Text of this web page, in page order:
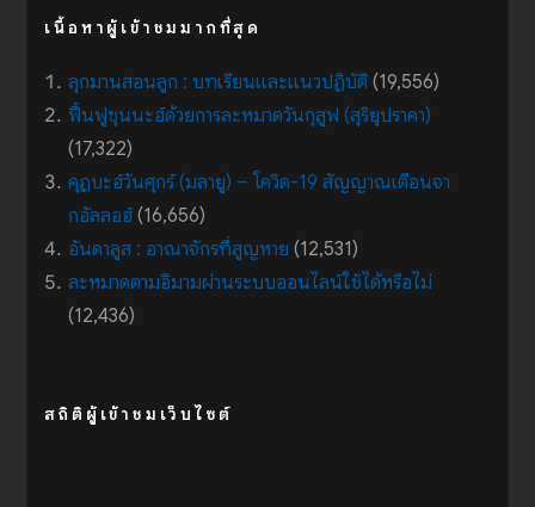
เนื้อหาผู้เข้าชมมากที่สุด
ลุกมานสอนลูก : บทเรียนและแนวปฏิบัติ (19,556)
ฟื้นฟูซุนนะฮ์ด้วยการละหมาดวันกุสูฟ (สุริยุปราคา)
(17,322)
คุฏบะฮ์วันศุกร์ (มลายู) – โควิด-19 สัญญาณเตือนจา
กอัลลอฮ์ (16,656)
อันดาลูส : อาณาจักรที่สูญหาย (12,531)
ละหมาดตามอิมามผ่านระบบออนไลน์ใช้ได้หรือไม่
(12,436)
สถิติผู้เข้าชมเว็บไซต์